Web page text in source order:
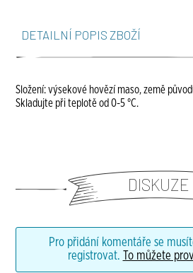
DETAILNÍ POPIS ZBOŽÍ
Složení: výsekové hovězí maso, země
Skladujte při teplotě od 0-5 °C.
DISKUZE
Pro přidání komentáře se
registrovat. To můžete